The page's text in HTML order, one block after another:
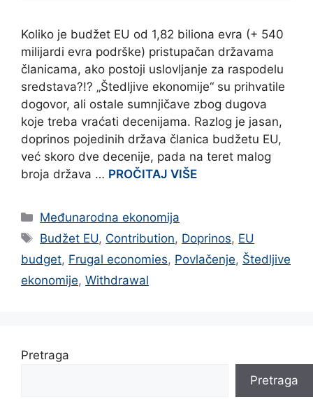
Koliko je budžet EU od 1,82 biliona evra (+ 540
milijardi evra podrške) pristupačan državama
članicama, ako postoji uslovljanje za raspodelu
sredstava?!? „Štedljive ekonomije“ su prihvatile
dogovor, ali ostale sumnjičave zbog dugova
koje treba vraćati decenijama. Razlog je jasan,
doprinos pojedinih država članica budžetu EU,
već skoro dve decenije, pada na teret malog
broja država … PROČITAJ VIŠE
Categories
Međunarodna ekonomija
Tags
Budžet EU, Contribution, Doprinos, EU
budget, Frugal economies, Povlačenje, Štedljive
ekonomije, Withdrawal
Pretraga
Pretraga